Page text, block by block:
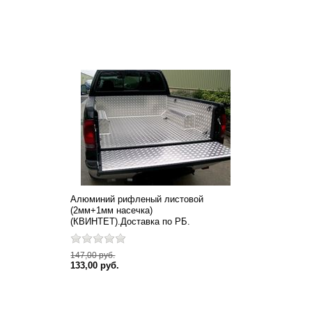
Алюминий рифленый листовой
(2мм+1мм насечка)
(КВИНТЕТ).Доставка по РБ.
147,00 руб.
133,00 руб.